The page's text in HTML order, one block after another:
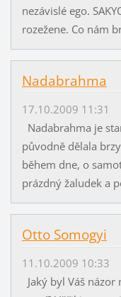
nezávislé ego.
rozežene. Co nám
Nadabrahma
17.10.2009 11:31
Nadabrahma je
původně dělala
během dne, o
prázdný žaludek a
Otto Somogyi
11.10.2009 10:33
Jaký byl Váš